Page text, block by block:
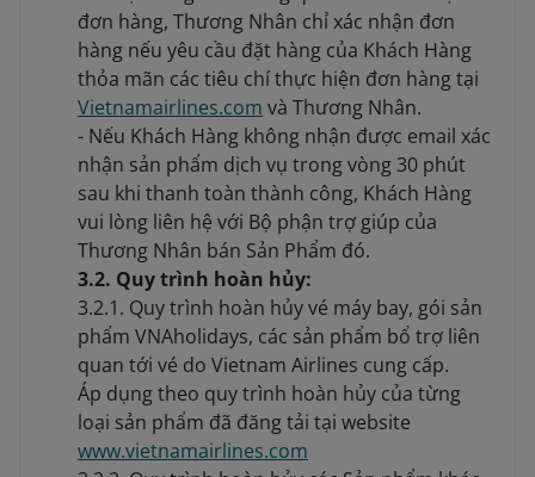
đơn hàng, Thương Nhân chỉ xác nhận đơn
hàng nếu yêu cầu đặt hàng của Khách Hàng
thỏa mãn các tiêu chí thực hiện đơn hàng tại
Vietnamairlines.com và Thương Nhân.
- Nếu Khách Hàng không nhận được email xác
nhận sản phẩm dịch vụ trong vòng 30 phút
sau khi thanh toàn thành công, Khách Hàng
vui lòng liên hệ với Bộ phận trợ giúp của
Thương Nhân bán Sản Phẩm đó.
3.2. Quy trình hoàn hủy:
3.2.1. Quy trình hoàn hủy vé máy bay, gói sản
phẩm VNAholidays, các sản phẩm bổ trợ liên
quan tới vé do Vietnam Airlines cung cấp.
Áp dụng theo quy trình hoàn hủy của từng
loại sản phẩm đã đăng tải tại website
www.vietnamairlines.com